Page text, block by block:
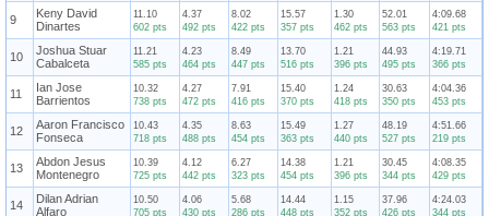
9
Keny David
Dinartes
11.10
602 pts
4.37
492 pts
8.02
422 pts
15.57
357 pts
1.30
462 pts
52.01
563 pts
4:09.68
421 pts
10
Joshua Stuar
Cabalceta
11.21
585 pts
4.23
464 pts
8.49
447 pts
13.70
516 pts
1.21
396 pts
44.93
495 pts
4:19.71
366 pts
11
Ian Jose
Barrientos
10.32
738 pts
4.27
472 pts
7.91
416 pts
15.40
370 pts
1.24
418 pts
30.63
350 pts
4:04.36
453 pts
12
Aaron Francisco
Fonseca
10.43
718 pts
4.35
488 pts
8.63
454 pts
15.49
363 pts
1.27
440 pts
48.19
527 pts
4:51.66
219 pts
13
Abdon Jesus
Montenegro
10.39
725 pts
4.12
442 pts
6.27
323 pts
14.38
454 pts
1.21
396 pts
30.45
344 pts
4:08.35
429 pts
14
Dilan Adrian
Alfaro
10.50
705 pts
4.06
430 pts
5.68
286 pts
14.44
448 pts
1.15
352 pts
37.96
426 pts
4:24.03
344 pts